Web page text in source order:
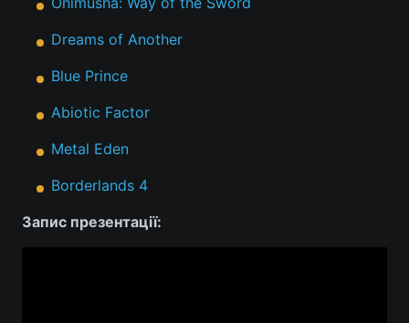
Dreams of Another
Blue Prince
Abiotic Factor
Metal Eden
Borderlands 4
Запис презентації: